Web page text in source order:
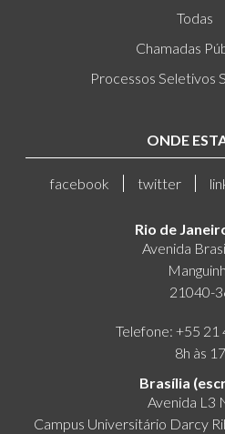
Todas
Chamadas
Processos Seletivos
ONDE
facebook twitter
Rio de
Avenida
21040-
Telefone: +55
8h às
Brasília
Avenida L3
Campus Universitário Darcy